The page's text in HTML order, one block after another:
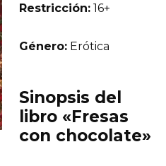
Restricción: 16+
Género: Erótica
Sinopsis del
libro «Fresas
con chocolate»